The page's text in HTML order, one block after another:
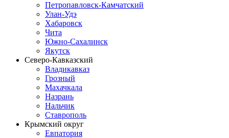
Петропавловск-Камчатский
Улан-Удэ
Хабаровск
Чита
Южно-Сахалинск
Якутск
Северо-Кавказский
Владикавказ
Грозный
Махачкала
Назрань
Нальчик
Ставрополь
Крымский округ
Евпатория